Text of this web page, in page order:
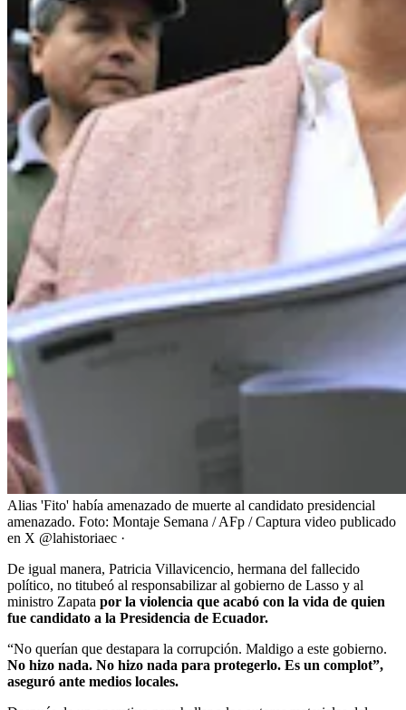
Alias 'Fito' había amenazado de muerte al candidato presidencial
amenazado. Foto: Montaje Semana / AFp / Captura video publicado
en X @lahistoriaec ·
De igual manera, Patricia Villavicencio, hermana del fallecido
político, no titubeó al responsabilizar al gobierno de Lasso y al
ministro Zapata por la violencia que acabó con la vida de quien
fue candidato a la Presidencia de Ecuador.
“No querían que destapara la corrupción. Maldigo a este gobierno.
No hizo nada. No hizo nada para protegerlo. Es un complot”,
aseguró ante medios locales.